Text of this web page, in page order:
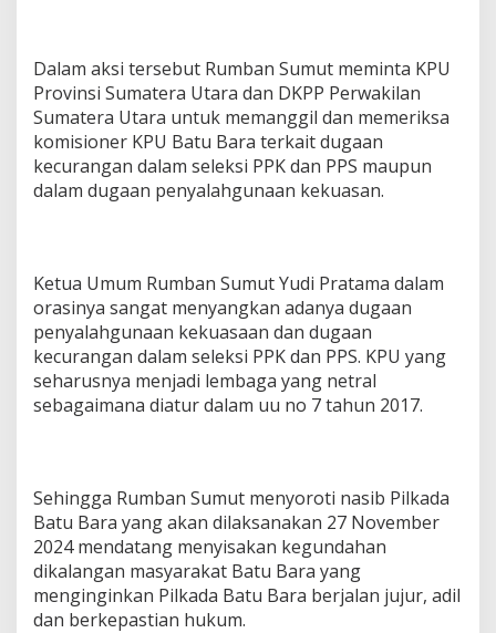
Dalam aksi tersebut Rumban Sumut meminta KPU
Provinsi Sumatera Utara dan DKPP Perwakilan
Sumatera Utara untuk memanggil dan memeriksa
komisioner KPU Batu Bara terkait dugaan
kecurangan dalam seleksi PPK dan PPS maupun
dalam dugaan penyalahgunaan kekuasan.
Ketua Umum Rumban Sumut Yudi Pratama dalam
orasinya sangat menyangkan adanya dugaan
penyalahgunaan kekuasaan dan dugaan
kecurangan dalam seleksi PPK dan PPS. KPU yang
seharusnya menjadi lembaga yang netral
sebagaimana diatur dalam uu no 7 tahun 2017.
Sehingga Rumban Sumut menyoroti nasib Pilkada
Batu Bara yang akan dilaksanakan 27 November
2024 mendatang menyisakan kegundahan
dikalangan masyarakat Batu Bara yang
menginginkan Pilkada Batu Bara berjalan jujur, adil
dan berkepastian hukum.